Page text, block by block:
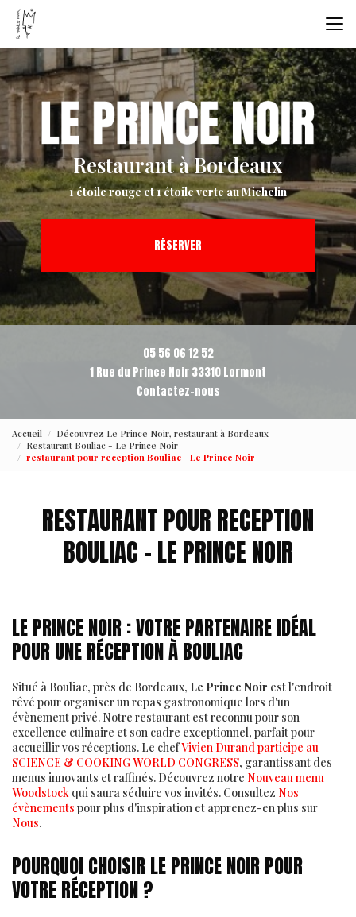
Aller
contenu
principal
Restaurant à Bordeaux
1 étoile rouge et 1 étoile verte au Michelin
RÉSERVER
05 56 06 12 52
1 Rue du Prince Noir 33310 Lormont
Contactez-nous
Accueil
Découvrez Le Prince Noir, restaurant à Bordeaux
Restaurant Bouliac - Le Prince Noir
restaurant pour reception Bouliac - Le Prince Noir
RESTAURANT POUR RECEPTION
BOULIAC - LE PRINCE NOIR
LE PRINCE NOIR : VOTRE PARTENAIRE IDÉAL
POUR UNE RÉCEPTION À BOULIAC
Situé à Bouliac, près de Bordeaux, Le Prince Noir est l'endroit
rêvé pour organiser un repas gastronomique lors d'un
évènement privé. Notre restaurant est reconnu pour son
excellence culinaire et son cadre exceptionnel, parfait pour
accueillir vos réceptions. Le chefVivien Durand participe au
SCIENCE & COOKING WORLD CONGRESS, garantissant des
menus innovants et raffinés. Découvrez notre Nouveau menu
Woodstock qui saura séduire vos invités. Consultez Nos
évènements pour plus d'inspiration et apprenez-en plus sur
Nous.
POURQUOI CHOISIR LE PRINCE NOIR POUR
VOTRE RÉCEPTION ?